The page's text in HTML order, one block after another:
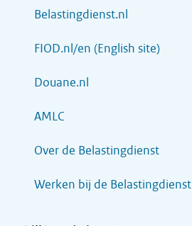
Belastingdienst.nl
FIOD.nl/en (English site)
Douane.nl
AMLC
Over de Belastingdienst
Werken bij de Belastingdienst